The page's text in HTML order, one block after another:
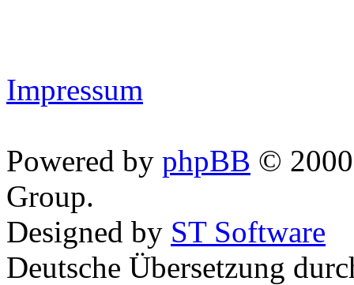
Impressum
Powered by phpBB ©
Group.
Designed by ST Software
Deutsche Übersetzung